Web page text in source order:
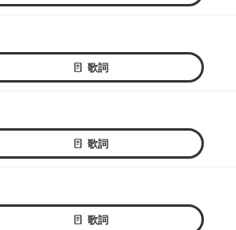
歌詞
歌詞
歌詞